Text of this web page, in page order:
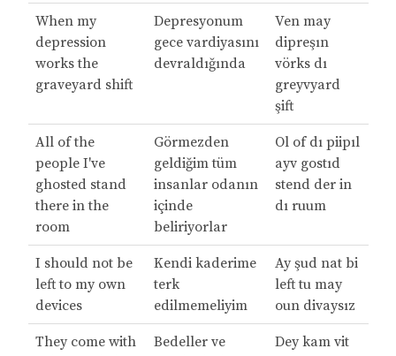
When my
depression
works the
graveyard shift
Depresyonum
gece vardiyasını
devraldığında
Ven may
dipreşın
vörks dı
greyvyard
şift
All of the
people I've
ghosted stand
there in the
room
Görmezden
geldiğim tüm
insanlar odanın
içinde
beliriyorlar
Ol of dı piipıl
ayv gostıd
stend der in
dı ruum
I should not be
left to my own
devices
Kendi kaderime
terk
edilmemeliyim
Ay şud nat bi
left tu may
oun divaysız
They come with
Bedeller ve
Dey kam vit